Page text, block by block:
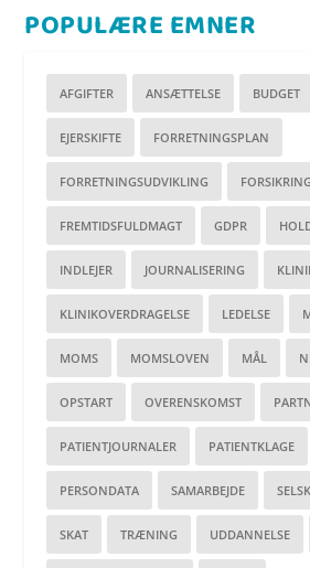
POPULÆRE EMNER
AFGIFTER ANSÆTTELSE BUDGET
EJERSKIFTE FORRETNINGSPLAN
FORRETNINGSUDVIKLING FORSIKRING
FREMTIDSFULDMAGT GDPR
INDLEJER JOURNALISERING
KLINIKOVERDRAGELSE LEDELSE
MOMS MOMSLOVEN MÅL
OPSTART OVERENSKOMST
PATIENTJOURNALER PATIENTKLAGE
PERSONDATA SAMARBEJDE
SKAT TRÆNING UDDANNELSE